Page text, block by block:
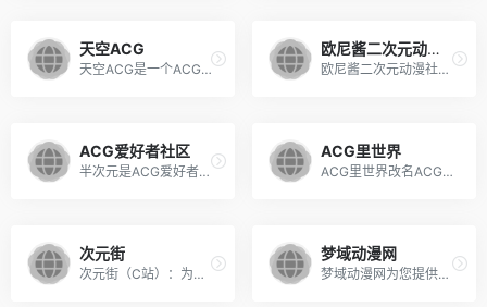
天空ACG
天空ACG是一个ACG论坛，安卓、电脑游戏、福利、游戏漫画应有尽有
欧尼酱二次元动漫社交平台(O站)
欧尼酱二次元动漫社交平台,O站
ACG爱好者社区
半次元是ACG爱好者社区，汇聚了包括Coser、绘师、写手等创作者在内的众多ACG同好，提供cosplay、绘画和小说创作发表、二次元同好交流等社群服务。网站共设cosplay、绘画、写作、漫展、话题、视频、弹幕等多个频道。
ACG里世界
ACG里世界改名ACGN里世界做一个精神世界的二次元社区，这是里世界官方网站原班团队！绝对领域，死库水
次元街
次元街（C站）：为大家提供资讯、壁纸、音乐、周边产品、cosplay、游戏、评测、攻略、漫展信息等内容的ACG分享平台。
梦域动漫网
梦域动漫网为您提供一站式ACG服务新体验。动漫资讯、漫展信息、动漫图库、宅文化、动漫周边，活动情报一网打尽